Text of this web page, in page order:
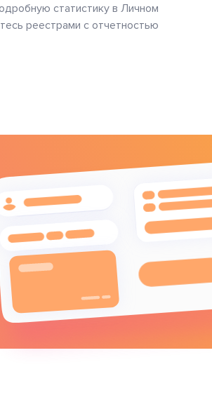
статистику в Личном
реестрами с отчетностью